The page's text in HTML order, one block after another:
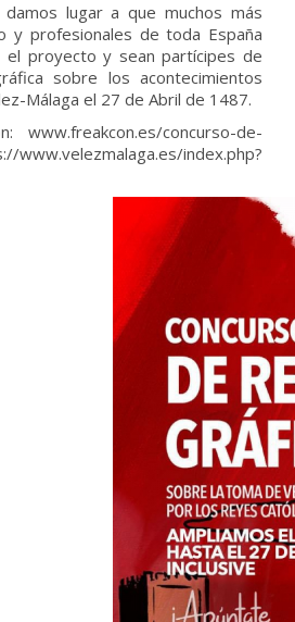
damos lugar a que muchos más
y profesionales de toda España
el proyecto y sean partícipes de
sobre los acontecimientos
Málaga el 27 de Abril de 1487.
www.freakcon.es/concurso-de-
www.velezmalaga.es/index.php?